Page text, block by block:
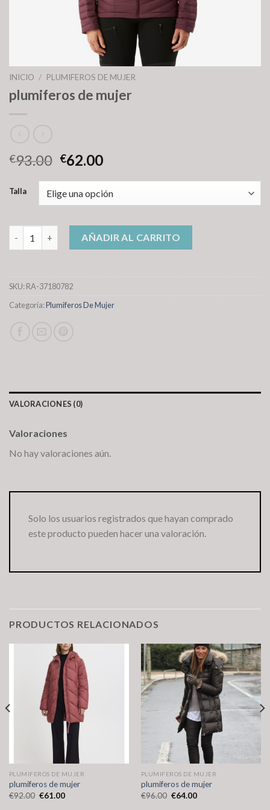
INICIO / PLUMIFEROS DE MUJER
plumiferos de mujer
€93.00 €62.00
Talla
plumiferos de mujer cantidadAÑADIR AL CARRITO
SKU:RA-37180782
Categoría:Plumiferos De Mujer
VALORACIONES (0)
Valoraciones
No hay valoraciones aún.
Solo los usuarios registrados que hayan comprado
este producto pueden hacer una valoración.
PRODUCTOS RELACIONADOS
PLUMIFEROS DE MUJER
plumiferos de mujer
€92.00 €61.00
PLUMIFEROS DE MUJER
plumiferos de mujer
€96.00 €64.00